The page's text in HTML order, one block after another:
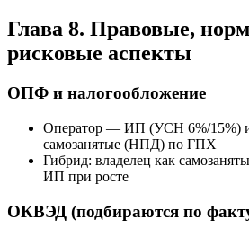
Глава 8. Правовые,
рисковые аспекты
ОПФ и налогообложение
Оператор — ИП (УСН 6%/15%)
самозанятые (НПД) по ГПХ
Гибрид: владелец как
ИП при росте
ОКВЭД (подбираются по